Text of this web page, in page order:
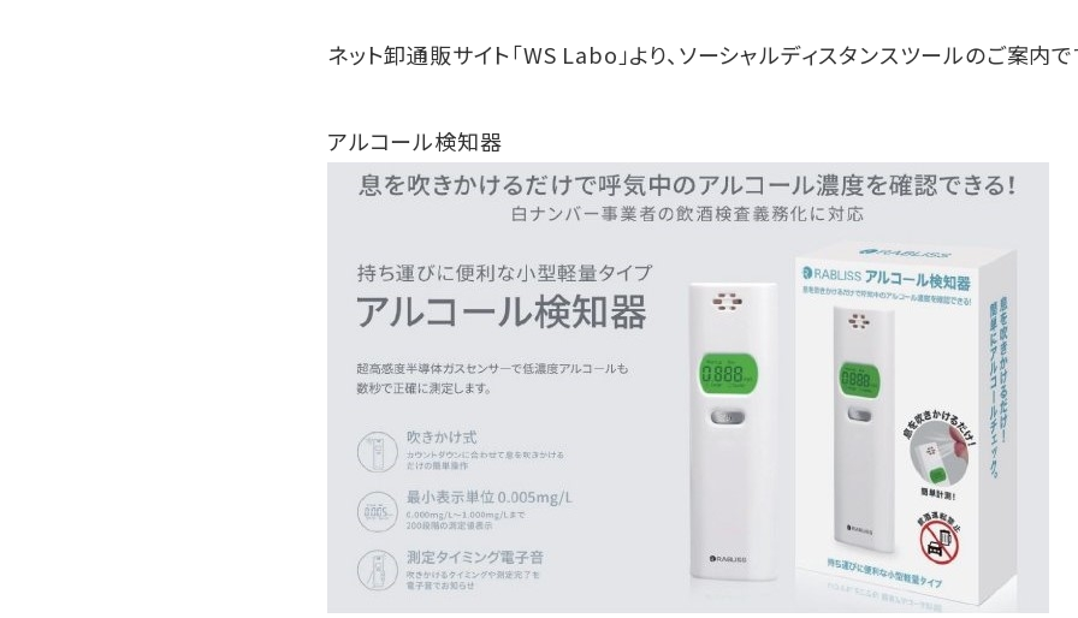
ネット卸通販サイト「WS Labo」より、ソーシャルディスタンスツールのご案内で
アルコール検知器